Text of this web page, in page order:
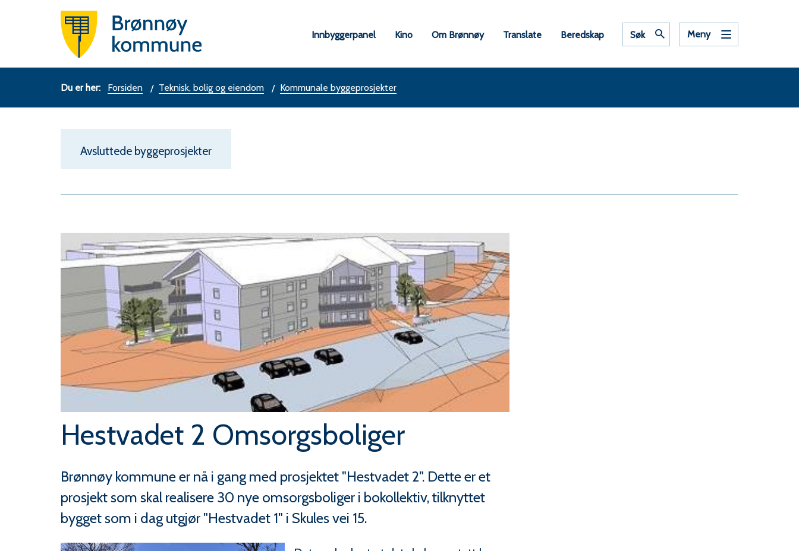
kommune
Innbyggerpanel Kino Om Brønnøy Translate Beredskap Søk Meny
Du
Forsiden Teknisk, bolig og eiendom Kommunale byggeprosjekter
Avsluttede byggeprosjekter
Hestvadet 2 Omsorgsboliger
Brønnøy kommune er nå i gang med prosjektet "Hestvadet 2". Dette er et
prosjekt som skal realisere 30 nye omsorgsboliger i bokollektiv, tilknyttet
bygget som i dag utgjør "Hestvadet 1" i Skules vei 15.